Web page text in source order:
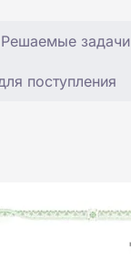
Решаемые задачи
поступления